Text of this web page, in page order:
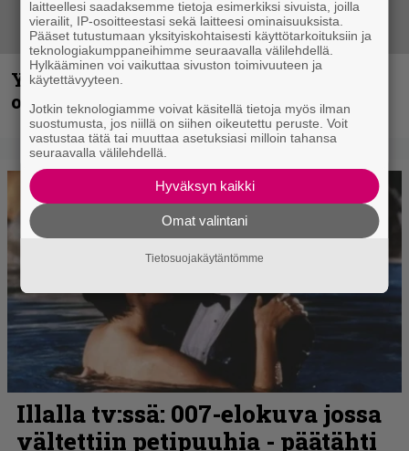
Yngwie Malmsteen iskee jälleen – Now
or Never -single tulevalta levyltä julki
laitteellesi saadaksemme tietoja esimerkiksi sivuista, joilla
vierailit, IP-osoitteestasi sekä laitteesi ominaisuuksista.
Pääset tutustumaan yksityiskohtaisesti käyttötarkoituksiin ja
teknologiakumppaneihimme seuraavalla välilehdellä.
Hylkääminen voi vaikuttaa sivuston toimivuuteen ja
käytettävyyteen.
Jotkin teknologiamme voivat käsitellä tietoja myös ilman
suostumusta, jos niillä on siihen oikeutettu peruste. Voit
vastustaa tätä tai muuttaa asetuksiasi milloin tahansa
seuraavalla välilehdellä.
Hyväksyn kaikki
Omat valintani
Tietosuojakäytäntömme